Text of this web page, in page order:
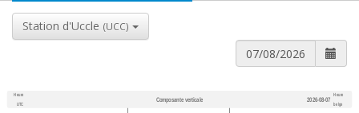
Station d'Uccle (UCC)
Heure
UTC
Composante verticale 2026-08-07
Heure
belge